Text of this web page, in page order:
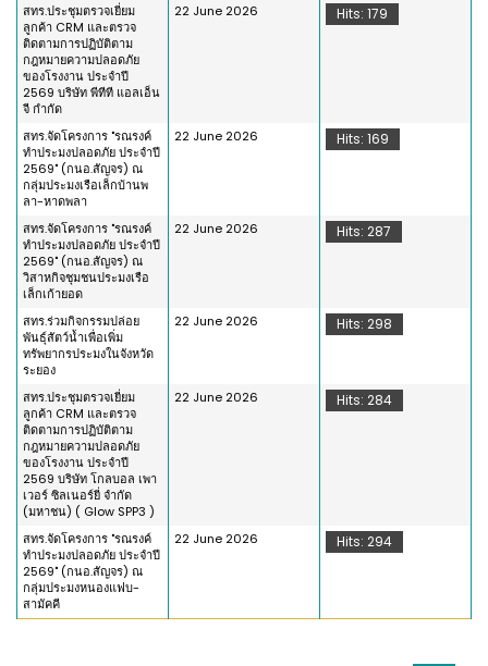
สทร.ประชุมตรวจเยี่ยม
ลูกค้า CRM และตรวจ
ติดตามการปฏิบัติตาม
กฎหมายความปลอดภัย
ของโรงงาน ประจำปี
2569 บริษัท พีทีที แอลเอ็น
จี กำกัด
22 June 2026 Hits: 179
สทร.จัดโครงการ "รณรงค์
ทำประมงปลอดภัย ประจำปี
2569" (กนอ.สัญจร) ณ
กลุ่มประมงเรือเล็กบ้านพ
ลา-หาดพลา
22 June 2026 Hits: 169
สทร.จัดโครงการ "รณรงค์
ทำประมงปลอดภัย ประจำปี
2569" (กนอ.สัญจร) ณ
วิสาหกิจชุมชนประมงเรือ
เล็กเก้ายอด
22 June 2026 Hits: 287
สทร.ร่วมกิจกรรมปล่อย
พันธุ์สัตว์น้ำเพื่อเพิ่ม
ทรัพยากรประมงในจังหวัด
ระยอง
22 June 2026 Hits: 298
สทร.ประชุมตรวจเยี่ยม
ลูกค้า CRM และตรวจ
ติดตามการปฏิบัติตาม
กฎหมายความปลอดภัย
ของโรงงาน ประจำปี
2569 บริษัท โกลบอล เพา
เวอร์ ซิลเนอร์ยี่ จำกัด
(มหาชน) ( Glow SPP3 )
22 June 2026 Hits: 284
สทร.จัดโครงการ "รณรงค์
ทำประมงปลอดภัย ประจำปี
2569" (กนอ.สัญจร) ณ
กลุ่มประมงหนองแฟบ-
สามัคคี
22 June 2026 Hits: 294